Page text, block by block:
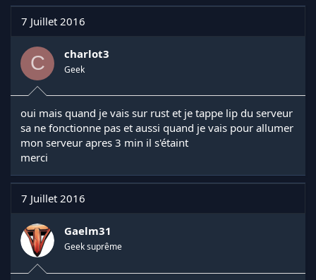
7 Juillet 2016
C charlot3
Geek
oui mais quand je vais sur rust et je tappe lip du serveur
sa ne fonctionne pas et aussi quand je vais pour allumer
mon serveur apres 3 min il s'étaint
merci
7 Juillet 2016
Gaelm31
Geek suprême